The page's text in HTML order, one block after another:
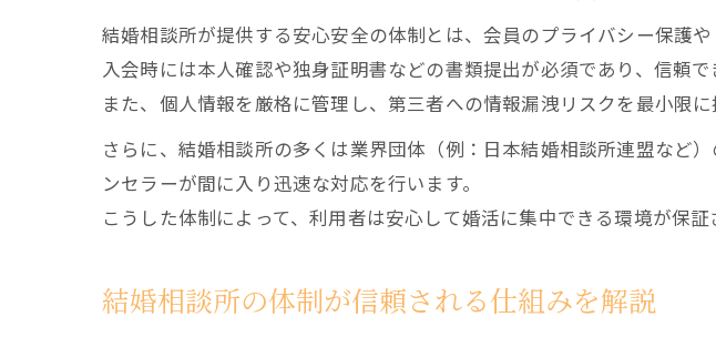
結婚相談所スタ
結婚相談所の仕
信頼できるサポート体
サポート体制の
結婚相談所の信
ルール違反を防ぐ結婚
結婚相談所が提供する安心安全の体制とは、会員のプライバシー保護
入会時には本人確認や独身証明書などの書類提出が必須であり、信頼
また、個人情報を厳格に管理し、第三者への情報漏洩リスクを最小限に
さらに、結婚相談所の多くは業界団体（例：日本結婚相談所連盟など
ンセラーが間に入り迅速な対応を行います。
こうした体制によって、利用者は安心して婚活に集中できる環境が保証
結婚相談所の体制が信頼される仕組みを解説